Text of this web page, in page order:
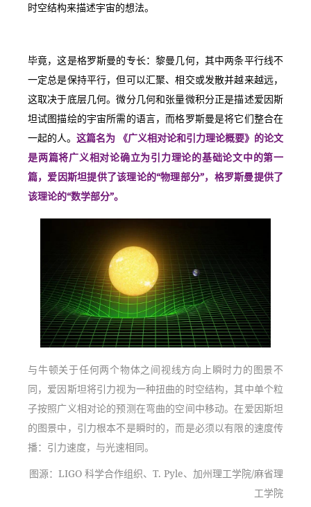
时空结构来描述宇宙的想法。
毕竟，这是格罗斯曼的专长：黎曼几何，其中两条平行线不
一定总是保持平行，但可以汇聚、相交或发散并越来越远，
这取决于底层几何。微分几何和张量微积分正是描述爱因斯
坦试图描绘的宇宙所需的语言，而格罗斯曼是将它们整合在
一起的人。 这篇名为 《广义相对论和引力理论概要》的论文
是两篇将广义相对论确立为引力理论的基础论文中的第一
篇，爱因斯坦提供了该理论的“物理部分”，格罗斯曼提供了
该理论的“数学部分”。
与牛顿关于任何两个物体之间视线方向上瞬时力的图景不
同，爱因斯坦将引力视为一种扭曲的时空结构，其中单个粒
子按照广义相对论的预测在弯曲的空间中移动。在爱因斯坦
的图景中，引力根本不是瞬时的，而是必须以有限的速度传
播：引力速度，与光速相同。
图源：LIGO 科学合作组织、T. Pyle、加州理工学院/麻省理
工学院